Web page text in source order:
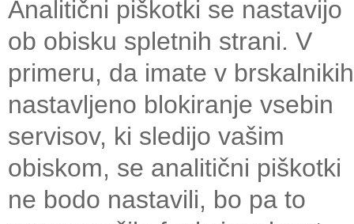
Analitični piškotki se nastavijo
ob obisku spletnih strani. V
primeru, da imate v brskalnikih
nastavljeno blokiranje vsebin
servisov, ki sledijo vašim
obiskom, se analitični piškotki
ne bodo nastavili, bo pa to